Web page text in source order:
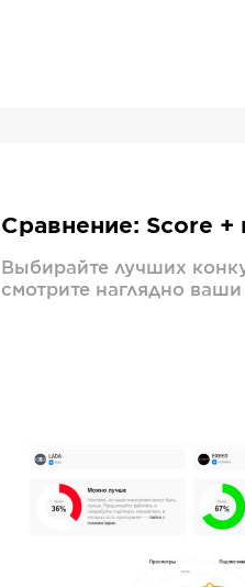
Сравнение: Score +
Выбирайте лучших
смотрите наглядно ваши